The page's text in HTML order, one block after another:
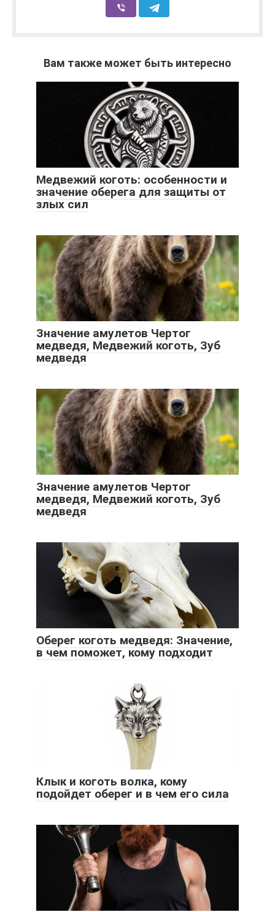
Вам также может быть интересно
Медвежий коготь: особенности и
значение оберега для защиты от
злых сил
Значение амулетов Чертог
медведя, Медвежий коготь, Зуб
медведя
Значение амулетов Чертог
медведя, Медвежий коготь, Зуб
медведя
Оберег коготь медведя: Значение,
в чем поможет, кому подходит
Клык и коготь волка, кому
подойдет оберег и в чем его сила